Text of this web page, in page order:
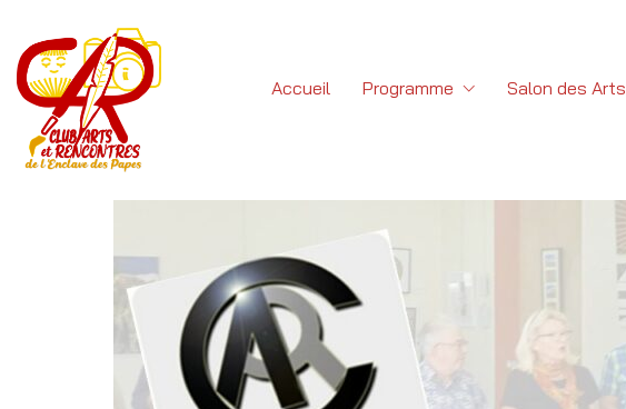
Accueil Programme Salon des Arts